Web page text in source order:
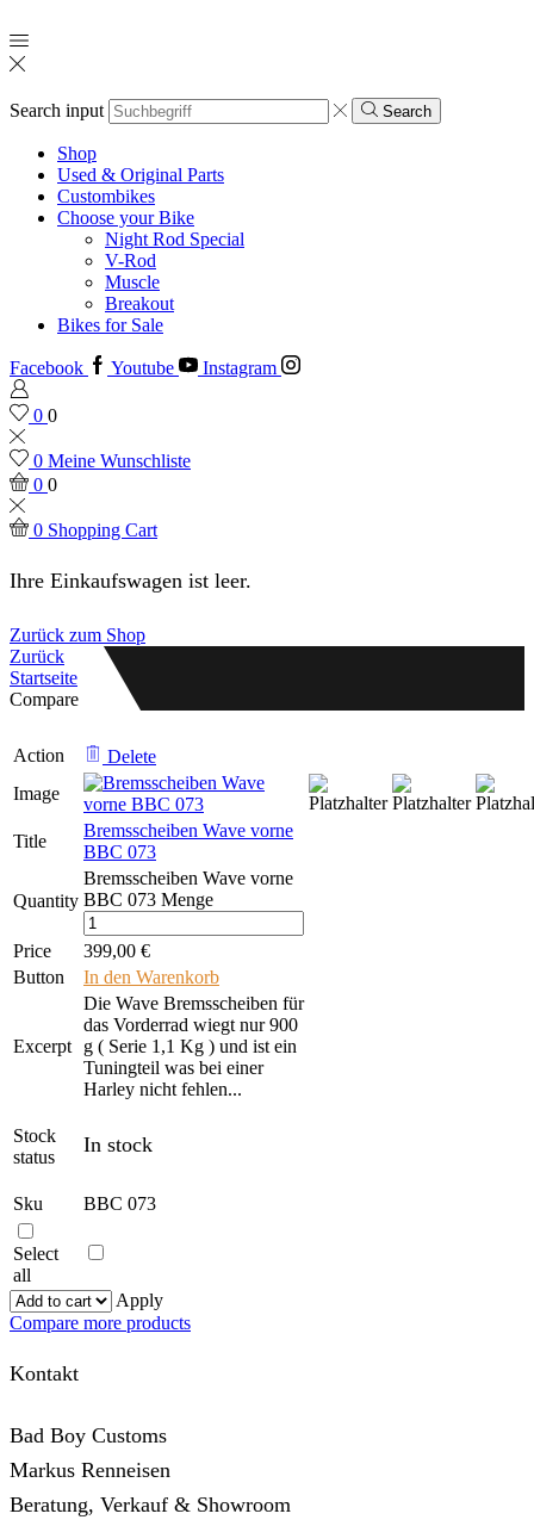
Search input Search
Shop
Used & Original Parts
Custombikes
Choose your Bike
Night Rod Special
V-Rod
Muscle
Breakout
Bikes for Sale
Facebook Youtube Instagram
0 0
0 Meine Wunschliste
0 0
0 Shopping Cart
Ihre Einkaufswagen ist leer.
Zurück zum Shop
Zurück
Startseite
Compare
Action
Delete
Image
Title
Bremsscheiben Wave vorne
BBC 073
Quantity
Bremsscheiben Wave vorne
BBC 073 Menge
Price 399,00 €
Button
In den Warenkorb
Excerpt
Die Wave Bremsscheiben für
das Vorderrad wiegt nur 900
g ( Serie 1,1 Kg ) und ist ein
Tuningteil was bei einer
Harley nicht fehlen...
Stock
status
In stock
Sku BBC 073
Select
all
Apply
Compare more products
Kontakt
Bad Boy Customs
Markus Renneisen
Beratung, Verkauf & Showroom